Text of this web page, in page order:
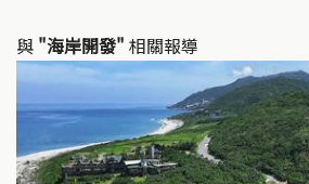
與 "海岸開發" 相關報導